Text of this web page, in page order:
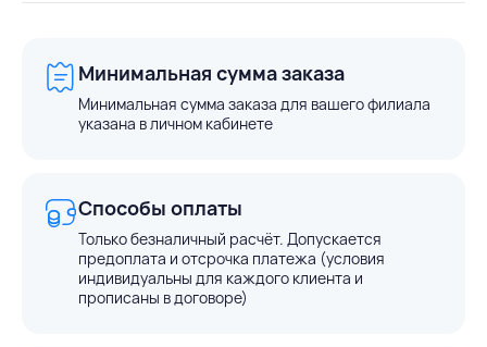
Минимальная сумма заказа
Минимальная сумма заказа для вашего филиала
указана в личном кабинете
Способы оплаты
Только безналичный расчёт. Допускается
предоплата и отсрочка платежа (условия
индивидуальны для каждого клиента и
прописаны в договоре)